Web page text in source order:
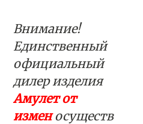
Внимание!
Единственный
официальный
дилер изделия
Амулет от
измен осуществ